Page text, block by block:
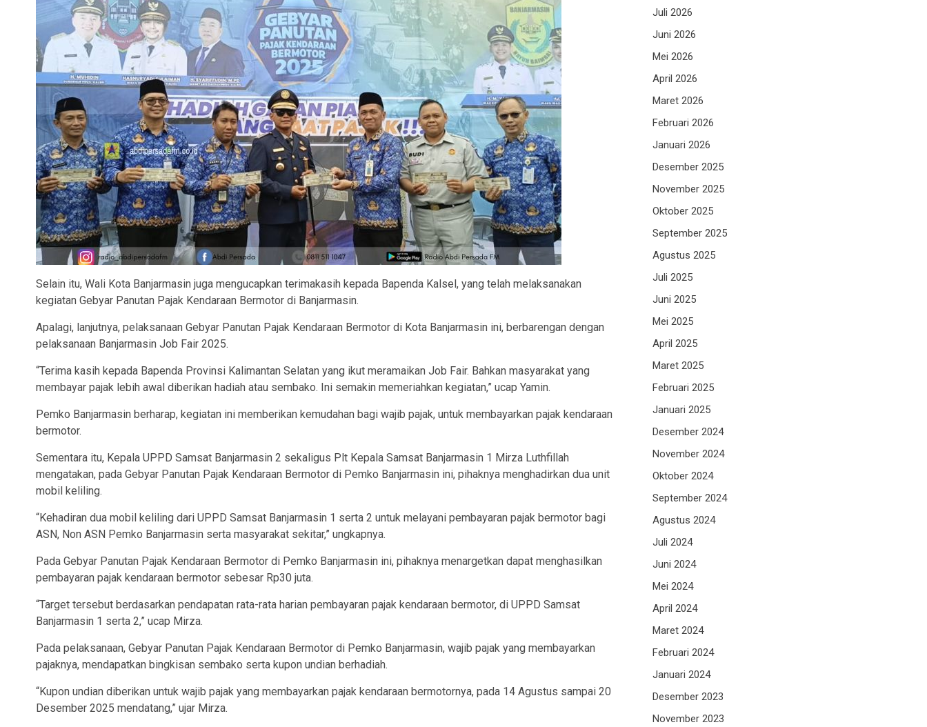
Selain itu, Wali Kota Banjarmasin juga mengucapkan terimakasih kepada Bapenda Kalsel, yang telah melaksanakan
kegiatan Gebyar Panutan Pajak Kendaraan Bermotor di Banjarmasin.
Apalagi, lanjutnya, pelaksanaan Gebyar Panutan Pajak Kendaraan Bermotor di Kota Banjarmasin ini, berbarengan dengan
pelaksanaan Banjarmasin Job Fair 2025.
“Terima kasih kepada Bapenda Provinsi Kalimantan Selatan yang ikut meramaikan Job Fair. Bahkan masyarakat yang
membayar pajak lebih awal diberikan hadiah atau sembako. Ini semakin memeriahkan kegiatan,” ucap Yamin.
Pemko Banjarmasin berharap, kegiatan ini memberikan kemudahan bagi wajib pajak, untuk membayarkan pajak kendaraan
bermotor.
Sementara itu, Kepala UPPD Samsat Banjarmasin 2 sekaligus Plt Kepala Samsat Banjarmasin 1 Mirza Luthfillah
mengatakan, pada Gebyar Panutan Pajak Kendaraan Bermotor di Pemko Banjarmasin ini, pihaknya menghadirkan dua unit
mobil keliling.
“Kehadiran dua mobil keliling dari UPPD Samsat Banjarmasin 1 serta 2 untuk melayani pembayaran pajak bermotor bagi
ASN, Non ASN Pemko Banjarmasin serta masyarakat sekitar,” ungkapnya.
Pada Gebyar Panutan Pajak Kendaraan Bermotor di Pemko Banjarmasin ini, pihaknya menargetkan dapat menghasilkan
pembayaran pajak kendaraan bermotor sebesar Rp30 juta.
“Target tersebut berdasarkan pendapatan rata-rata harian pembayaran pajak kendaraan bermotor, di UPPD Samsat
Banjarmasin 1 serta 2,” ucap Mirza.
Pada pelaksanaan, Gebyar Panutan Pajak Kendaraan Bermotor di Pemko Banjarmasin, wajib pajak yang membayarkan
pajaknya, mendapatkan bingkisan sembako serta kupon undian berhadiah.
“Kupon undian diberikan untuk wajib pajak yang membayarkan pajak kendaraan bermotornya, pada 14 Agustus sampai 20
Desember 2025 mendatang,” ujar Mirza.
Juli 2026
Juni 2026
Mei 2026
April 2026
Maret 2026
Februari 2026
Januari 2026
Desember 2025
November 2025
Oktober 2025
September 2025
Agustus 2025
Juli 2025
Juni 2025
Mei 2025
April 2025
Maret 2025
Februari 2025
Januari 2025
Desember 2024
November 2024
Oktober 2024
September 2024
Agustus 2024
Juli 2024
Juni 2024
Mei 2024
April 2024
Maret 2024
Februari 2024
Januari 2024
Desember 2023
November 2023